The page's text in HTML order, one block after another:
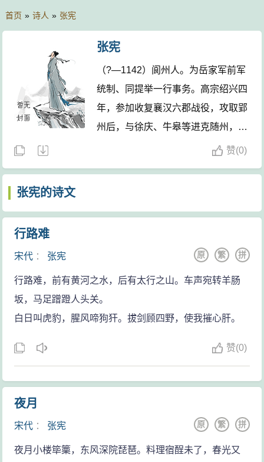
首页 » 诗人 » 张宪
张宪
（?—1142）阆州人。为岳家军前军
统制、同提举一行事务。高宗绍兴四
年，参加收复襄汉六郡战役，攻取郢
州后，与徐庆、牛皋等进克随州，又
和王贵等大败金将刘合孛堇及伪齐将
任鄂州大军副都统制。秦桧、张俊使
军人王俊诬告其策划为岳飞收回军
权，与岳云同时被捕。在狱中被拷掠
至体无完肤，终不伏罪，遂与岳氏父
赞(0)
张宪的诗文
行路难
宋代 ： 张宪 拼
繁
原
行路难，前有黄河之水，后有太行之山。车声宛转羊肠
坂，马足蹭蹬人头关。
白日叫虎豹，腥风啼狗犴。拔剑顾四野，使我摧心肝。
赞(0)
夜月
宋代 ： 张宪 拼
繁
原
夜月小楼筚篥，东风深院琵琶。料理宿酲未了，春光又